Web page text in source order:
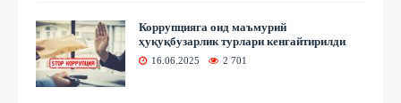
Коррупцияга оид маъмурий
ҳуқуқбузарлик турлари кенгайтирилди
16.06.2025 2 701